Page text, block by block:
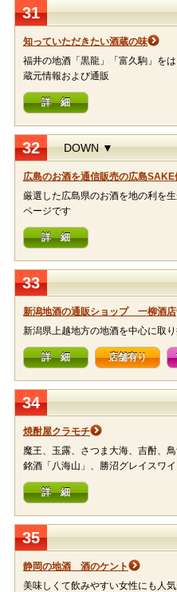
31
知っていただきたい酒蔵の味
福井の地酒「黒龍」「富久駒」を
蔵元情報および通販
詳 細
32 DOWN ▼
広島のお酒を通信販売の広島SAKE
厳選した広島県のお酒を地の利を
ページです
詳 細
33
新潟地酒の通販ショップ 一柳酒店
新潟県上越地方の地酒を中心に取り
詳 細 店舗有り
34
焼酎屋クラモチ
魔王、玉露、さつま大海、吉酎、
銘酒「八海山」、勝沼グレイスワイ
詳 細
35
静岡の地酒 酒のケント
美味しくて飲みやすい女性にも人